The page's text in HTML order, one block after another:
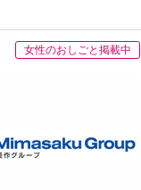
女性のおしごと掲載中